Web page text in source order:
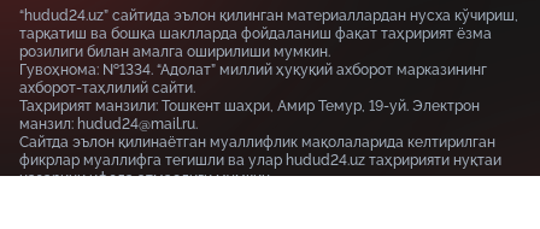
“hudud24.uz” сайтида эълон қилинган материаллардан нусха кўчириш,
тарқатиш ва бошқа шаклларда фойдаланиш фақат таҳририят ёзма
розилиги билан амалга оширилиши мумкин.
Гувоҳнома: №1334. “Адолат” миллий ҳуқуқий ахборот марказининг
ахборот-таҳлилий сайти.
Таҳририят манзили: Тошкент шаҳри, Амир Темур, 19-уй. Электрон
манзил: hudud24@mail.ru.
Сайтда эълон қилинаётган муаллифлик мақолаларида келтирилган
фикрлар муаллифга тегишли ва улар hudud24.uz таҳририяти нуқтаи
назарини ифода этмаслиги мумкин.